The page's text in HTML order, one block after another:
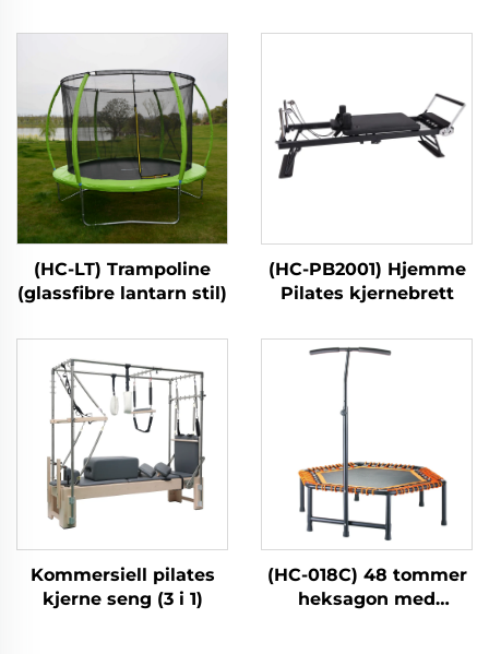
(HC-LT) Trampoline
(glassfibre lantarn stil)
(HC-PB2001) Hjemme
Pilates kjernebrett
Kommersiell pilates
kjerne seng (3 i 1)
(HC-018C) 48 tommer
heksagon med